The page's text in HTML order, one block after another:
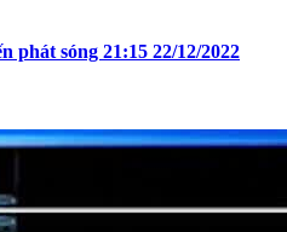
sóng 21:15 22/12/2022